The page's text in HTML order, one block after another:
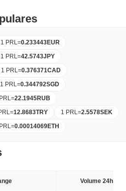
1 PRL =0.233443EUR
1 PRL =42.5743JPY
1 PRL =0.376371CAD
1 PRL =0.344792SGD
=22.1945RUB
=12.8683TRY 1 PRL =2.5578SEK
=0.00014069ETH
Volume 24h (%)